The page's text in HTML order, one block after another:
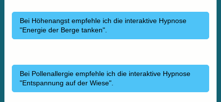
Bei Höhenangst empfehle ich die interaktive Hypnose
"Energie der Berge tanken".
Bei Pollenallergie empfehle ich die interaktive Hypnose
"Entspannung auf der Wiese".